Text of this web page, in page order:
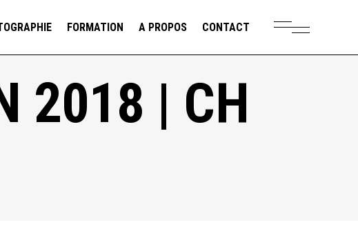
FORMATION A PROPOS CONTACT
2018 | CH